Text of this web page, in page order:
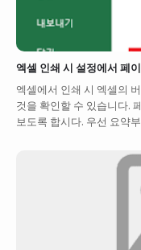
엑셀 인쇄 시 설정에서 페
엑셀에서 인쇄 시 엑셀의
것을 확인할 수 있습니다.
보도록 합시다. 우선 요약